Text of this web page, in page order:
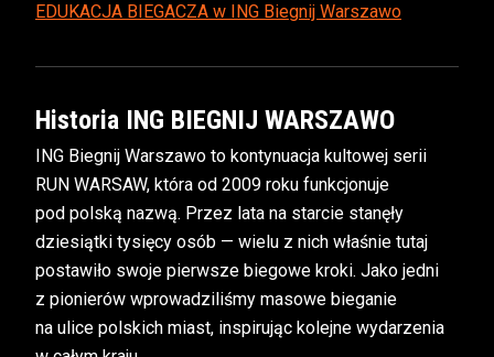
EDUKACJA BIEGACZA w ING Biegnij Warszawo
Historia ING BIEGNIJ WARSZAWO
ING Biegnij Warszawo to kontynuacja kultowej serii
RUN WARSAW, która od 2009 roku funkcjonuje
pod polską nazwą. Przez lata na starcie stanęły
dziesiątki tysięcy osób — wielu z nich właśnie tutaj
postawiło swoje pierwsze biegowe kroki. Jako jedni
z pionierów wprowadziliśmy masowe bieganie
na ulice polskich miast, inspirując kolejne wydarzenia